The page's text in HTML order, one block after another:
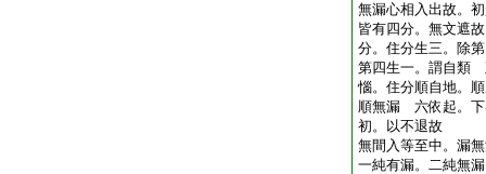
無漏心相入出故。
皆有四分。無文遮
分。住分生三。除
第四生一。謂自類
惱。住分順自地。
順無漏 六依起。下
初。以不退故
無間入等至中。漏
一純有漏。二純無